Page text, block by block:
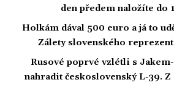
den předem naložíte do
Holkám dával 500 euro a já to
Zálety slovenského
Rusové poprvé vzlétli s
nahradit československý L-39.